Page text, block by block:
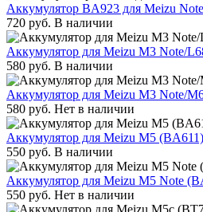
Аккумулятор BA923 для Meizu
720 руб. В наличии
Аккумулятор для Meizu M3 Note/
580 руб. В наличии
Аккумулятор для Meizu M3 Note/
580 руб. Нет в наличии
Аккумулятор для Meizu M5 (BA611)
550 руб. В наличии
Аккумулятор для Meizu M5 Note
550 руб. Нет в наличии